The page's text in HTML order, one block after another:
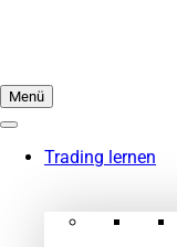
Menü
Trading lernen